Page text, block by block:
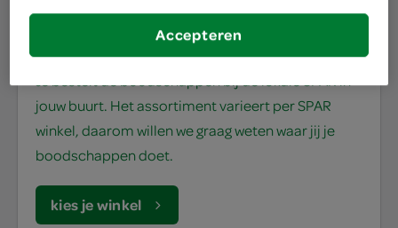
boodschappen?
jouw buurt. Het assortiment varieert per SPAR
winkel, daarom willen we graag weten waar jij je
boodschappen doet.
kies je winkel
Accepteren